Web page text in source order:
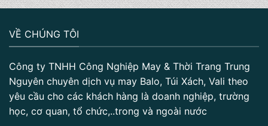
VỀ CHÚNG TÔI
Công ty TNHH Công Nghiệp May & Thời Trang Trung
Nguyên chuyên dịch vụ may Balo, Túi Xách, Vali theo
yêu cầu cho các khách hàng là doanh nghiệp, trường
học, cơ quan, tổ chức,..trong và ngoài nước